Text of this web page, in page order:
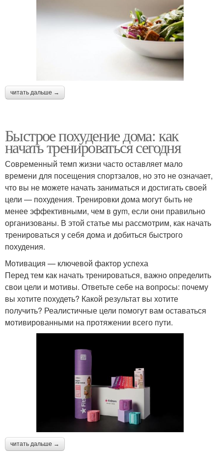
читать дальше →
Быстрое похудение дома: как
начать тренироваться сегодня
Современный темп жизни часто оставляет мало
времени для посещения спортзалов, но это не означает,
что вы не можете начать заниматься и достигать своей
цели — похудения. Тренировки дома могут быть не
менее эффективными, чем в gym, если они правильно
организованы. В этой статье мы рассмотрим, как начать
тренироваться у себя дома и добиться быстрого
похудения.
Мотивация — ключевой фактор успеха
Перед тем как начать тренироваться, важно определить
свои цели и мотивы. Ответьте себе на вопросы: почему
вы хотите похудеть? Какой результат вы хотите
получить? Реалистичные цели помогут вам оставаться
мотивированными на протяжении всего пути.
читать дальше →